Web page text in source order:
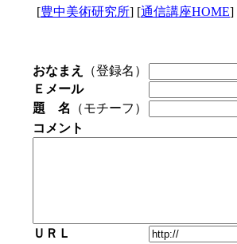
[豊中美術研究所] [通信講座HOME]
おなまえ
（登録名）
Ｅメール
題 名 （モチーフ）
コメント
ＵＲＬ